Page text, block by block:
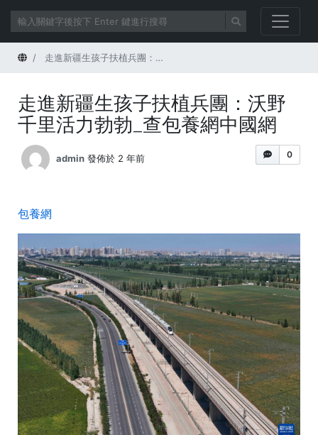
首頁 走進新疆生孩子扶植兵團：沃野千里活力勃勃_查包養網中國網
走進新疆生孩子扶植兵團：沃野
千里活力勃勃_查包養網中國網
0
admin 發佈於 2 年前
包養網